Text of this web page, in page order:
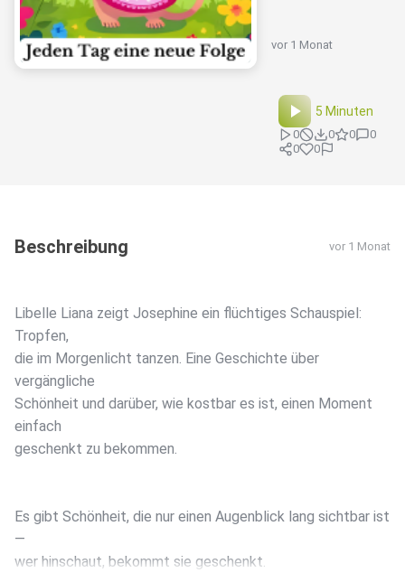
vor 1 Monat
5 Minuten
0 0 0
0
0
0
Beschreibung vor 1 Monat
Libelle Liana zeigt Josephine ein flüchtiges Schauspiel:
Tropfen,
die im Morgenlicht tanzen. Eine Geschichte über
vergängliche
Schönheit und darüber, wie kostbar es ist, einen Moment
einfach
geschenkt zu bekommen.
Es gibt Schönheit, die nur einen Augenblick lang sichtbar ist
—
wer hinschaut, bekommt sie geschenkt.